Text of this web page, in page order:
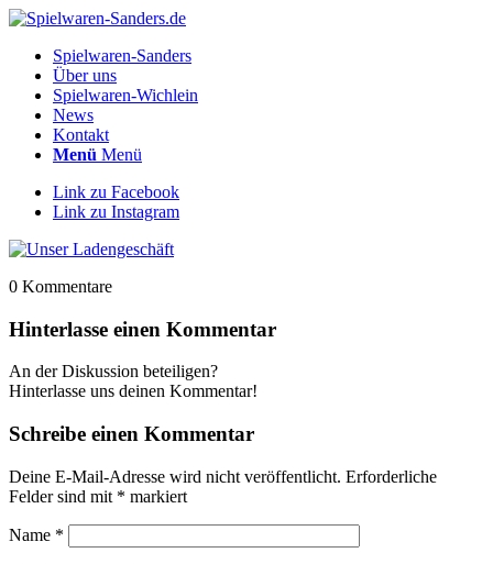
Spielwaren-Sanders
Über uns
Spielwaren-Wichlein
News
Kontakt
Menü Menü
Link zu Facebook
Link zu Instagram
0 Kommentare
Hinterlasse einen Kommentar
An der Diskussion beteiligen?
Hinterlasse uns deinen Kommentar!
Schreibe einen Kommentar
Deine E-Mail-Adresse wird nicht veröffentlicht. Erforderliche
Felder sind mit * markiert
Name *